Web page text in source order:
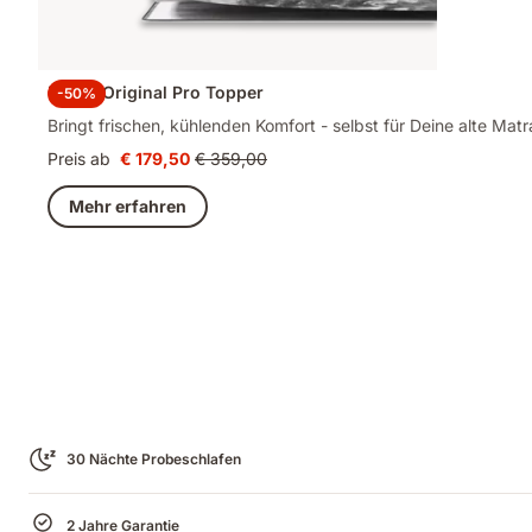
-50%
Emma Original Pro Topper
Bringt frischen, kühlenden Komfort - selbst für Deine alte
Preis ab
Preis
€ 179,50
€ 179,50 Ursprünglicher
Preis
€ 359,00
€ 359,00
Mehr erfahren
30 Nächte Probeschlafen
2 Jahre Garantie